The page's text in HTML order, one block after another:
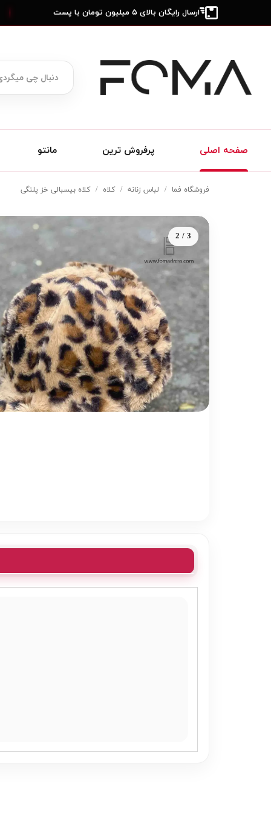
ارسال رایگان بالای ۵ میلیون تومان با پست
صفحه اصلی پرفروش ترین مانتو
فروشگاه فما لباس زنانه کلاه کلاه بیسبالی خز پلنگی
2 / 3